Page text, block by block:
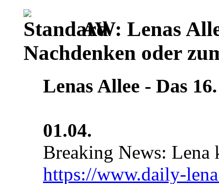
AW: Lenas
Nachdenken oder
Lenas Allee ‐ Das
01.04.
Breaking News: Lena
https://www.daily-